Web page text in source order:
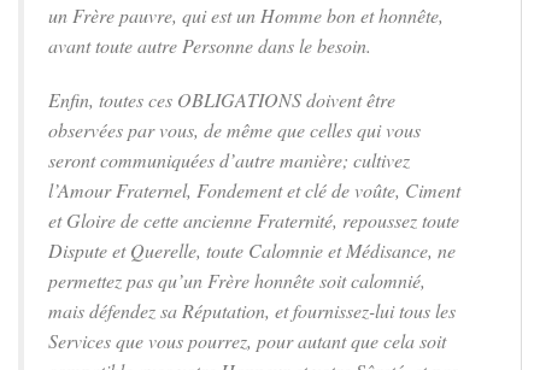
un Frère pauvre, qui est un Homme bon et honnête,
avant toute autre Personne dans le besoin.
Enfin, toutes ces OBLIGATIONS doivent être
observées par vous, de même que celles qui vous
seront communiquées d’autre manière; cultivez
l’Amour Fraternel, Fondement et clé de voûte, Ciment
et Gloire de cette ancienne Fraternité, repoussez toute
Dispute et Querelle, toute Calomnie et Médisance, ne
permettez pas qu’un Frère honnête soit calomnié,
mais défendez sa Réputation, et fournissez-lui tous les
Services que vous pourrez, pour autant que cela soit